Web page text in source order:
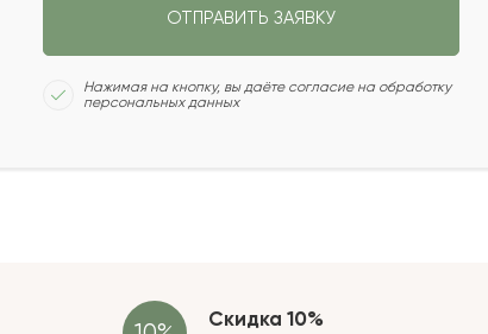
2021-11-27
2021-11-13
ОТПРАВИТЬ ЗАЯВКУ
Нажимая на кнопку, вы даёте согласие на обработку
персональных данных
Скидка 10%